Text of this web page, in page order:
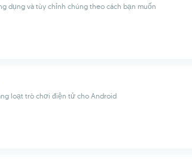
dụng và tùy chỉnh chúng theo cách bạn muốn
loạt trò chơi điện tử cho Android